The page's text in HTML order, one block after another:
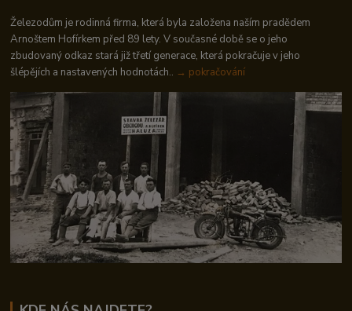
Železodům je rodinná firma, která byla založena naším pradědem
Arnoštem Hofírkem před 89 lety. V současné době se o jeho
zbudovaný odkaz stará již třetí generace, která pokračuje v jeho
šlépějích a nastavených hodnotách.. → pokračování